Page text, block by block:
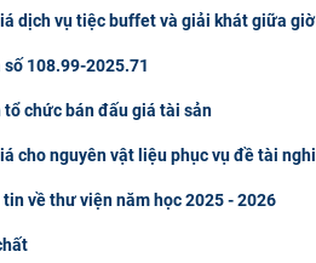
dịch vụ tiệc buffet và giải khát giữa giờ
108.99-2025.71
chức bán đấu giá tài sản
cho nguyên vật liệu phục vụ đề tài
về thư viện năm học 2025 - 2026